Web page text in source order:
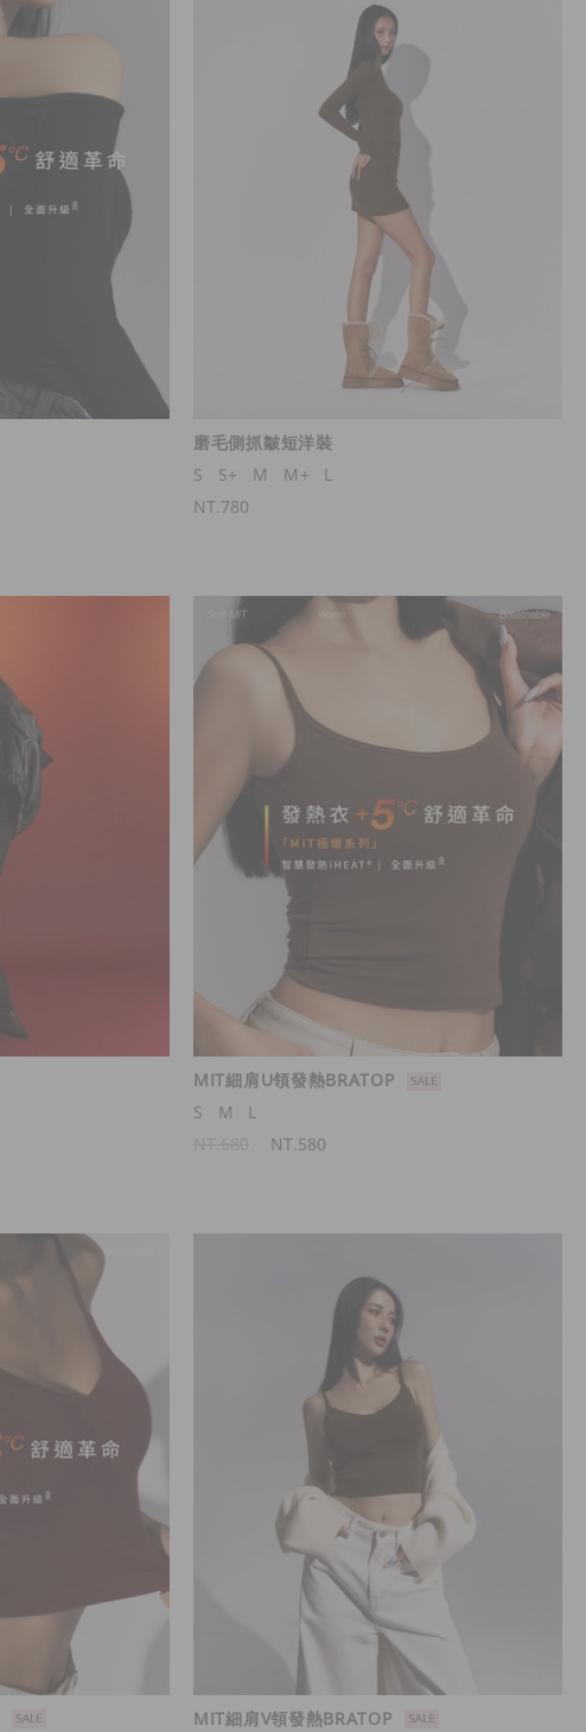
磨毛側抓皺短洋裝
S
S+ M M+
L
NT.780
MIT細肩U領發熱BRATOP
S
M
L
NT.580
MIT細肩V領發熱BRATOP